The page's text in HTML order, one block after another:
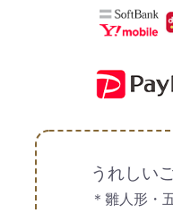
うれしい
＊雛人形・